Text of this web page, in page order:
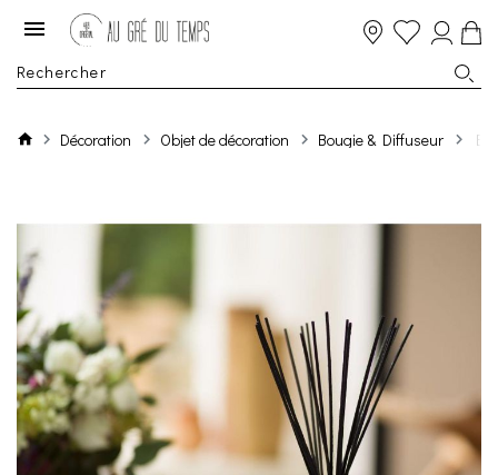
Décoration Objet de décoration Bougie & Diffuseur